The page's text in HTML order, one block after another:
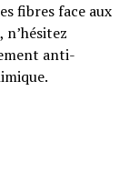
fibres face aux
anti-